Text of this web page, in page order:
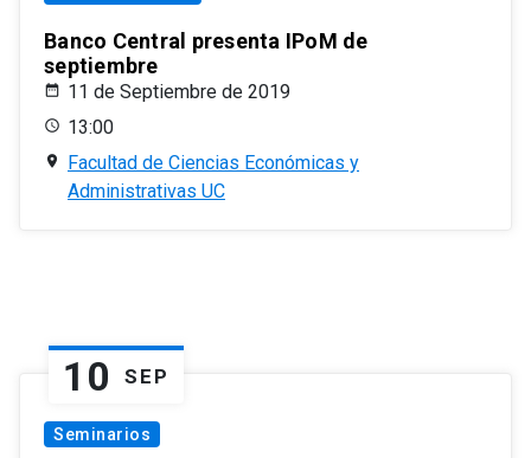
Banco Central presenta IPoM de
septiembre
11 de Septiembre de 2019
13:00
Facultad de Ciencias Económicas y
Administrativas UC
10 SEP
Seminarios